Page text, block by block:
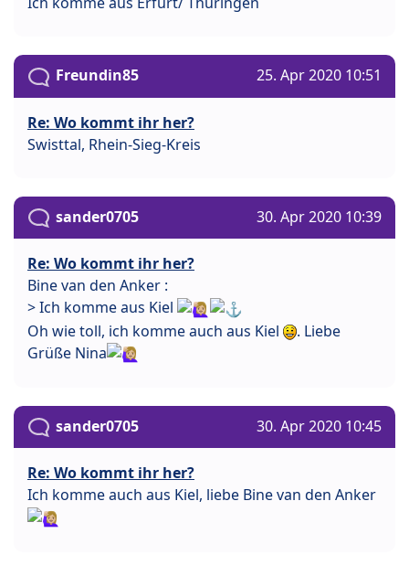
Freundin85 25. Apr 2020 10:51
Re: Wo kommt ihr her?
Swisttal, Rhein-Sieg-Kreis
sander0705 30. Apr 2020 10:39
Re: Wo kommt ihr her?
Bine van den Anker :
> Ich komme aus Kiel
Oh wie toll, ich komme auch aus Kiel
. Liebe
Grüße Nina
sander0705 30. Apr 2020 10:45
Re: Wo kommt ihr her?
Ich komme auch aus Kiel, liebe Bine van den Anker